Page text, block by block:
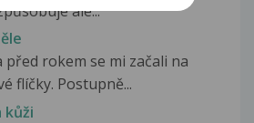
ale...
rokem se mi začali na
flíčky. Postupně...
kůži